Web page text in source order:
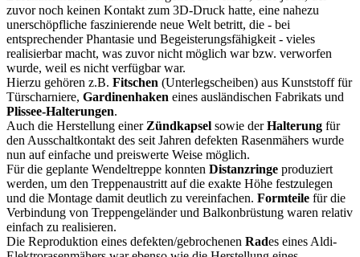
zuvor noch keinen Kontakt zum 3D-Druck hatte, eine nahezu
unerschöpfliche faszinierende neue Welt betritt, die - bei
entsprechender Phantasie und Begeisterungsfähigkeit - vieles
realisierbar macht, was zuvor nicht möglich war bzw. verworfen
wurde, weil es nicht verfügbar war.
Hierzu gehören z.B. Fitschen (Unterlegscheiben) aus Kunststoff für
Türscharniere, Gardinenhaken eines ausländischen Fabrikats und
Plissee-Halterungen.
Auch die Herstellung einer Zündkapsel sowie derHalterung für
den Ausschaltkontakt des seit Jahren defekten Rasenmähers wurde
nun auf einfache und preiswerte Weise möglich.
Für die geplante Wendeltreppe konnten Distanzringe produziert
werden, um den Treppenaustritt auf die exakte Höhe festzulegen
und die Montage damit deutlich zu vereinfachen. Formteile für die
Verbindung von Treppengeländer und Balkonbrüstung waren relativ
einfach zu realisieren.
Die Reproduktion eines defekten/gebrochenen Rades eines Aldi-